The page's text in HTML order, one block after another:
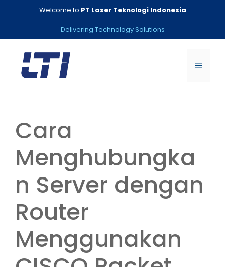
Welcome to PT Laser Teknologi Indonesia
Delivering Technology Solutions
Menu
Cara
Menghubungka
n Server dengan
Router
Menggunakan